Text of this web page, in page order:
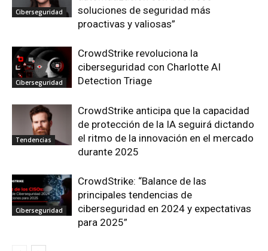
Ciberseguridad
soluciones de seguridad más
proactivas y valiosas”
Ciberseguridad
CrowdStrike revoluciona la
ciberseguridad con Charlotte AI
Detection Triage
Tendencias
CrowdStrike anticipa que la capacidad
de protección de la IA seguirá dictando
el ritmo de la innovación en el mercado
durante 2025
Ciberseguridad
CrowdStrike: “Balance de las
principales tendencias de
ciberseguridad en 2024 y expectativas
para 2025”